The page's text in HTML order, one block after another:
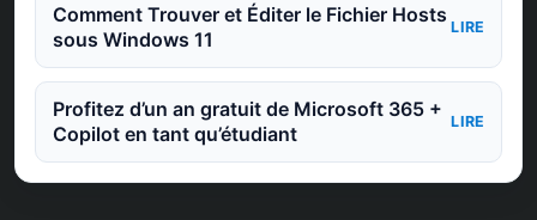
Comment Trouver et Éditer le Fichier Hosts
sous Windows 11
LIRE
Profitez d’un an gratuit de Microsoft 365 +
Copilot en tant qu’étudiant
LIRE